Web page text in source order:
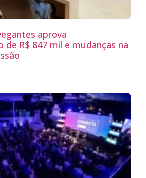
aprova
de R$ 847 mil e mudanças na